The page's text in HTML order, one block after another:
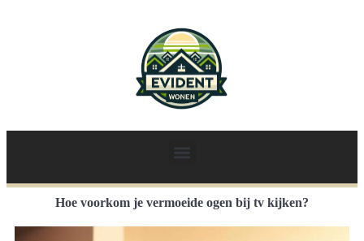
Hoe voorkom je vermoeide ogen bij tv kijken?